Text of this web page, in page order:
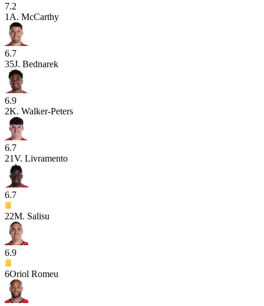
7.2
1 A. McCarthy
6.7
35J. Bednarek
6.9
2K. Walker-Peters
6.7
21V. Livramento
6.7
22M. Salisu
6.9
6Oriol Romeu